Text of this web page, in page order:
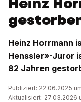
Heinz Horrmann
Henssler»-Juror
82 Jahren
Publiziert: 22.06.2025
Aktualisiert: 27.03.2026